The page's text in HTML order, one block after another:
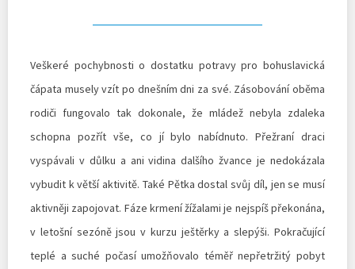
Veškeré pochybnosti o dostatku potravy pro bohuslavická
čápata musely vzít po dnešním dni za své. Zásobování oběma
rodiči fungovalo tak dokonale, že mládež nebyla zdaleka
schopna pozřít vše, co jí bylo nabídnuto. Přežraní draci
vyspávali v důlku a ani vidina dalšího žvance je nedokázala
vybudit k větší aktivitě. Také Pětka dostal svůj díl, jen se musí
aktivněji zapojovat. Fáze krmení žížalami je nejspíš překonána,
v letošní sezóně jsou v kurzu ještěrky a slepýši. Pokračující
teplé a suché počasí umožňovalo téměř nepřetržitý pobyt